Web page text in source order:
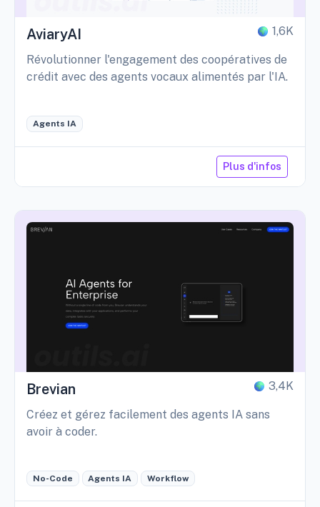
AviaryAI 1,6K
Révolutionner l'engagement des coopératives de
crédit avec des agents vocaux alimentés par l'IA.
Agents IA
Plus d'infos
Brevian 3,4K
Créez et gérez facilement des agents IA sans
avoir à coder.
No-Code Agents IA Workflow